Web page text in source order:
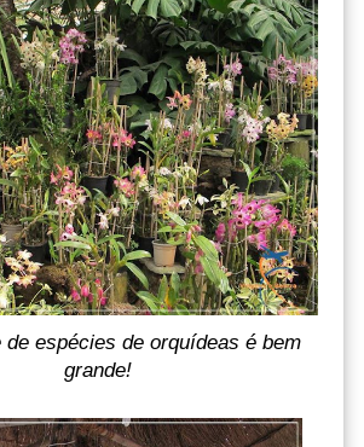
de espécies de orquídeas é bem
grande!